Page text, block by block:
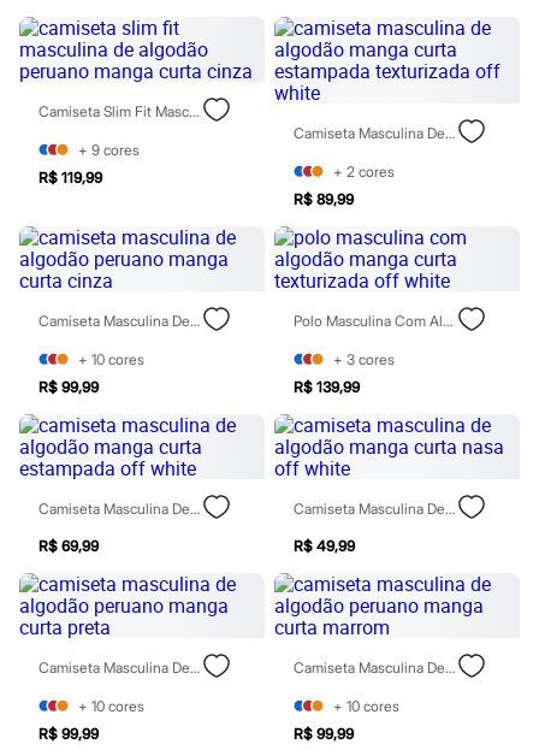
Tratamento
Cuidados com o corpo
Hidratante
Protetor solar
Tratamento
Cuidados com o rosto
Esfoliante
Hidratante
Protetor solar
Maquiagens
Base
Batom
Blush
Corretivo
Pó facial
Sombras
Banderas
Beleza C&A
Boca Rosa
Carolina Herrera
Ciclo
Fran by Franciny Ehlke
Jean Paul Gaultier
Lancôme
Mari Maria
Mascavo
Niina Secrets
Payot
Rabanne
Camiseta Slim Fit Masculina De Algodão Peruano Manga Curta Cinza
+ 9 cores
R$ 119,99
Camiseta Masculina De Algodão Manga Curta Estampada Texturizada Off White
+ 2 cores
R$ 89,99
Camiseta Masculina De Algodão Peruano Manga Curta Cinza
+ 10 cores
R$ 99,99
Polo Masculina Com Algodão Manga Curta Texturizada Off White
+ 3 cores
R$ 139,99
Camiseta Masculina De Algodão Manga Curta Estampada Off White
R$ 69,99
Camiseta Masculina De Algodão Manga Curta Nasa Off White
R$ 49,99
Camiseta Masculina De Algodão Peruano Manga Curta Preta
+ 10 cores
R$ 99,99
Camiseta Masculina De Algodão Peruano Manga Curta Marrom
+ 10 cores
R$ 99,99